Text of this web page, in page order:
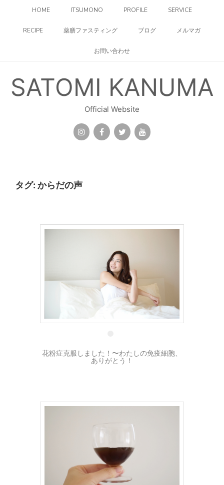
HOME ITSUMONO PROFILE SERVICE
RECIPE 薬膳ファスティング ブログ メルマガ
お問い合わせ
SATOMI KANUMA
Official Website
タグ: からだの声
花粉症克服しました！〜わたしの免疫細胞、
ありがとう！